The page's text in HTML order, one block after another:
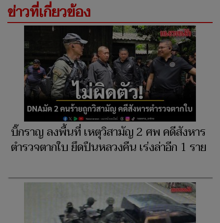
ข่าวที่เกี่ยวข้อง
บิ๊กราญ ลงพื้นที่ เหตุวิสามัญ 2 ศพ คดีสังหาร
ตำรวจตากใบ ยึดปืนหลวงคืน เร่งล่าอีก 1 ราย